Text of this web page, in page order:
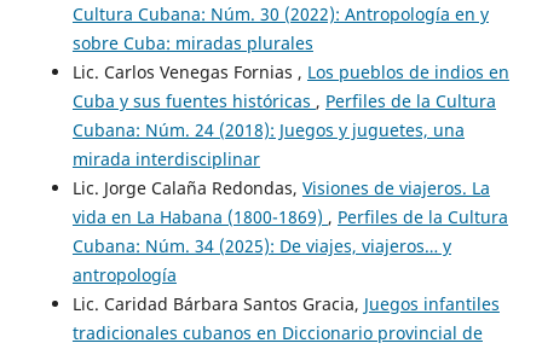
Cultura Cubana: Núm. 30 (2022): Antropología en y
sobre Cuba: miradas plurales
Lic. Carlos Venegas Fornias , Los pueblos de indios en
Cuba y sus fuentes históricas , Perfiles de la Cultura
Cubana: Núm. 24 (2018): Juegos y juguetes, una
mirada interdisciplinar
Lic. Jorge Calaña Redondas, Visiones de viajeros. La
vida en La Habana (1800-1869) , Perfiles de la Cultura
Cubana: Núm. 34 (2025): De viajes, viajeros… y
antropología
Lic. Caridad Bárbara Santos Gracia, Juegos infantiles
tradicionales cubanos en Diccionario provincial de